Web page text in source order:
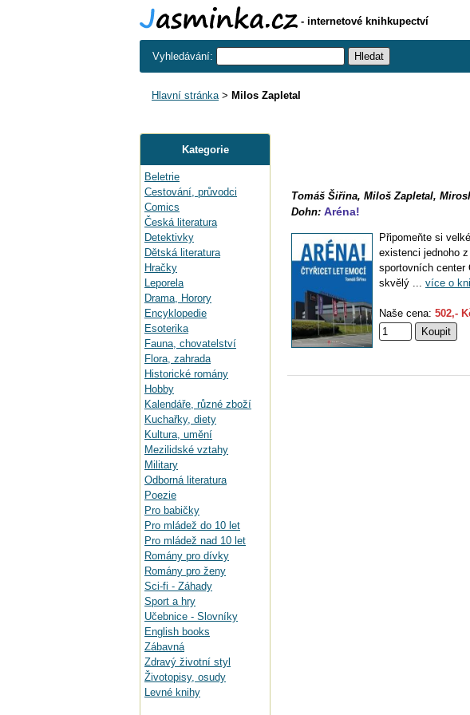
- internetové knihkupectví
Vyhledávání:
Hlavní stránka> Milos Zapletal
Kategorie
Beletrie
Cestování, průvodci
Comics
Česká literatura
Detektivky
Dětská literatura
Hračky
Leporela
Drama, Horory
Encyklopedie
Esoterika
Fauna, chovatelství
Flora, zahrada
Historické romány
Hobby
Kalendáře, různé zboží
Kuchařky, diety
Kultura, umění
Mezilidské vztahy
Military
Odborná literatura
Poezie
Pro babičky
Pro mládež do 10 let
Pro mládež nad 10 let
Romány pro dívky
Romány pro ženy
Sci-fi - Záhady
Sport a hry
Učebnice - Slovníky
English books
Zábavná
Zdravý životní styl
Životopisy, osudy
Levné knihy
Tomáš Šiřina, Miloš Zapletal,
Dohn: Aréna!
Připomeňte si
existenci jednoho
sportovních center
skvělý ... více o
Naše cena: 502,-